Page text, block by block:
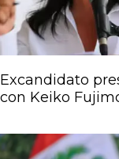
Excandidato
con Keiko